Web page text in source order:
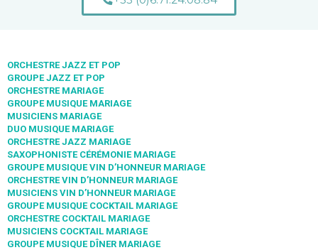
ORCHESTRE JAZZ ET POP
GROUPE JAZZ ET POP
ORCHESTRE MARIAGE
GROUPE MUSIQUE MARIAGE
MUSICIENS MARIAGE
DUO MUSIQUE MARIAGE
ORCHESTRE JAZZ MARIAGE
SAXOPHONISTE CÉRÉMONIE MARIAGE
GROUPE MUSIQUE VIN D’HONNEUR MARIAGE
ORCHESTRE VIN D’HONNEUR MARIAGE
MUSICIENS VIN D’HONNEUR MARIAGE
GROUPE MUSIQUE COCKTAIL MARIAGE
ORCHESTRE COCKTAIL MARIAGE
MUSICIENS COCKTAIL MARIAGE
GROUPE MUSIQUE DÎNER MARIAGE